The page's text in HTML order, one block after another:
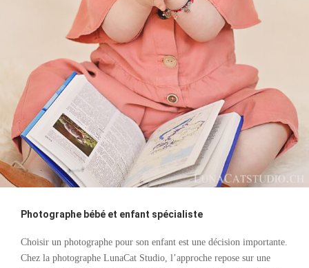
Photographe bébé et enfant spécialiste
Choisir un photographe pour son enfant est une décision importante.
Chez la photographe LunaCat Studio, l’approche repose sur une